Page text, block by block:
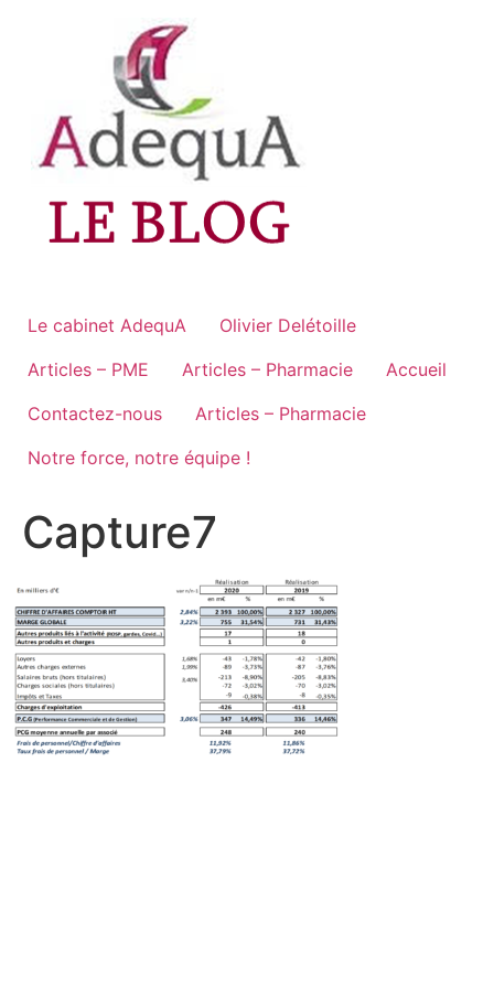
Le cabinet AdequA
Olivier Delétoille
Articles – PME
Articles – Pharmacie
Accueil
Contactez-nous
Articles – Pharmacie
Notre force, notre équipe !
Capture7